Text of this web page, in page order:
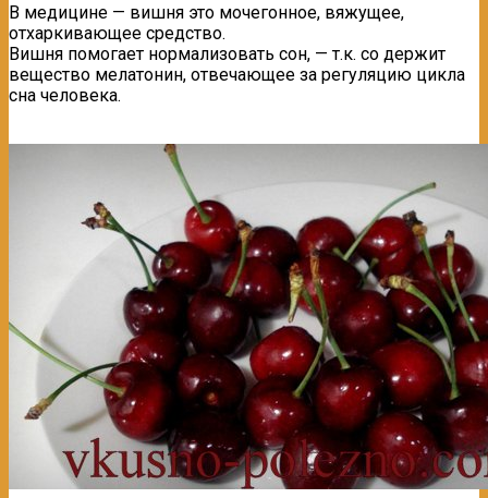
В медицине — вишня это мочегонное, вяжущее,
отхаркивающее средство.
Вишня помогает нормализовать сон, — т.к. со держит
вещество мелатонин, отвечающее за регуляцию цикла
сна человека.